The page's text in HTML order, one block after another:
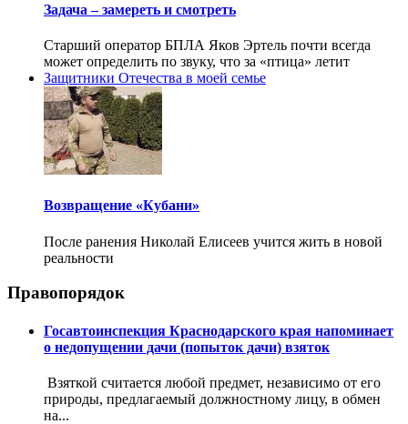
Задача – замереть и смотреть
Старший оператор БПЛА Яков Эртель почти всегда
может определить по звуку, что за «птица» летит
Защитники Отечества в моей семье
Возвращение «Кубани»
После ранения Николай Елисеев учится жить в новой
реальности
Правопорядок
Госавтоинспекция Краснодарского края напоминает
о недопущении дачи (попыток дачи) взяток
Взяткой считается любой предмет, независимо от его
природы, предлагаемый должностному лицу, в обмен
на...